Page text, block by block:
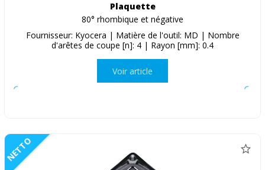
Plaquette
80° rhombique et négative
Fournisseur: Kyocera | Matière de l'outil: MD | Nombre
d'arêtes de coupe [n]: 4 | Rayon [mm]: 0.4
Voir article
NETTO